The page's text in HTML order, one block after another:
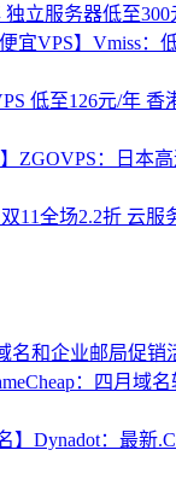
立服务器低至
便宜VPS】Vmiss
低至126元/年 香
】ZGOVPS：日本
双11全场2.2折 云
名和企业邮局促
：四月域
】Dynadot：最新